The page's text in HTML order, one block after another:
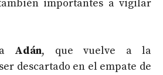
importantes a vigilar
Adán, que vuelve a la
descartado en el empate de